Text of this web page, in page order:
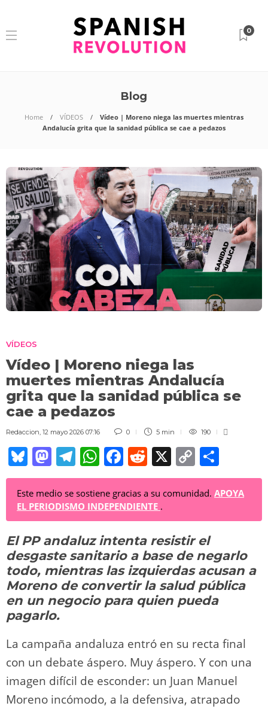
0
Blog
Home VÍDEOS
Vídeo | Moreno niega las muertes mientras
Andalucía grita que la sanidad pública se cae a pedazos
VÍDEOS
Vídeo | Moreno niega las
muertes mientras Andalucía
grita que la sanidad pública se
cae a pedazos
Redaccion 12 mayo 2026 07:16 0 5 min 190
Bl
u
e
sk
y
M
a
st
o
d
o
n
T
el
e
gr
a
m
W
h
at
s
A
p
p
F
a
c
e
b
o
o
k
R
e
d
di
t
X C
o
p
Li
n
k
o
m
tir
Este medio se sostiene gracias a su comunidad. APOYA
EL PERIODISMO INDEPENDIENTE .
El PP andaluz intenta resistir el
desgaste sanitario a base de negarlo
todo, mientras las izquierdas acusan a
Moreno de convertir la salud pública
en un negocio para quien pueda
pagarlo.
La campaña andaluza entró en su recta final
con un debate áspero. Muy áspero. Y con una
imagen difícil de esconder: un Juan Manuel
Moreno incómodo, a la defensiva, atrapado